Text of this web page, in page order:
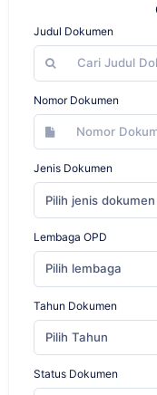
Judul Dokumen
Nomor Dokumen
Jenis Dokumen
Pilih jenis dokumen
Lembaga OPD
Pilih lembaga
Tahun Dokumen
Pilih Tahun
Status Dokumen